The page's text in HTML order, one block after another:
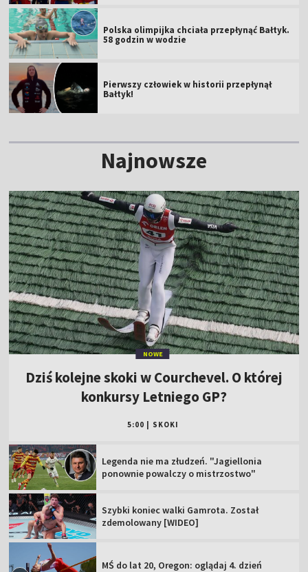
Polska olimpijka chciała przepłynąć Bałtyk.
58 godzin w wodzie
Pierwszy człowiek w historii przepłynął
Bałtyk!
Najnowsze
NOWE
Dziś kolejne skoki w Courchevel. O której
konkursy Letniego GP?
5:00 SKOKI
Legenda nie ma złudzeń. "Jagiellonia
ponownie powalczy o mistrzostwo"
Szybki koniec walki Gamrota. Został
zdemolowany [WIDEO]
MŚ do lat 20, Oregon: oglądaj 4. dzień